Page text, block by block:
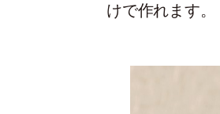
けで作れます。